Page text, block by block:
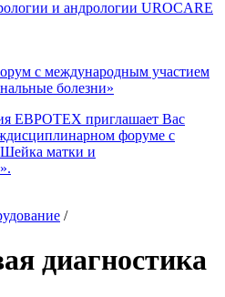
и андрологии UROCARE
с международным участием
болезни»
ЕВРОТЕХ приглашает Вас
форуме с
матки и
/
диагностика